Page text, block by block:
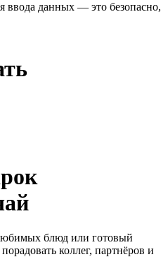
ввода данных — это безопасно,
блюд или готовый
коллег, партнёров и